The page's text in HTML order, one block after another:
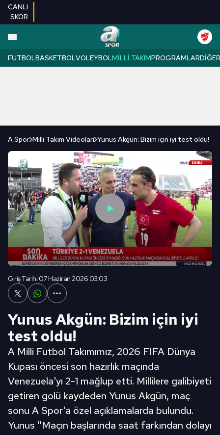
CANLI
SKOR
FUTBOLBASKETBOLVOLEYBOLMILLI TAKIMPROGRAMLARDIĞER
A Spor Milli Takım Videoları Yunus Akgün: Bizim için iyi test oldu!
Giriş Tarihi:07 Haziran 2026 03:03
Yunus Akgün: Bizim için iyi
test oldu!
A Milli Futbol Takımımız, 2026 FIFA Dünya
Kupası öncesi son hazırlık maçında
Venezuela'yı 2-1 mağlup etti. Millilere galibiyeti
getiren golü kaydeden Yunus Akgün, maç
sonu A Spor'a özel açıklamalarda bulundu.
Yunus "Maçın başlarında saat farkından dolayı